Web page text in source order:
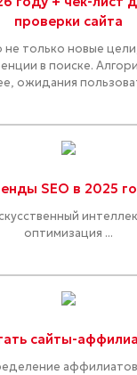
проверки сайта
только новые
в поиске.
ожидания
SEO в 2025
оптимизация ...
сайты-